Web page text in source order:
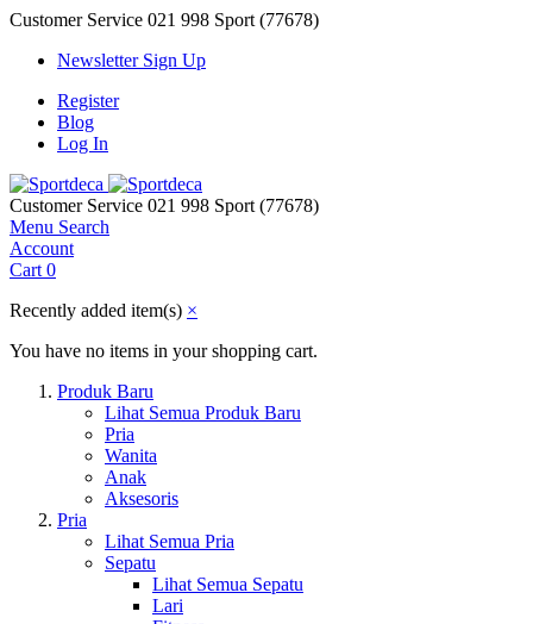
Customer Service 021 998 Sport (77678)
Newsletter Sign Up
Register
Blog
Log In
Customer Service 021 998 Sport (77678)
Menu Search
Account
Cart 0
Recently added item(s) ×
You have no items in your shopping cart.
Produk Baru
Lihat Semua Produk Baru
Pria
Wanita
Anak
Aksesoris
Pria
Lihat Semua Pria
Sepatu
Lihat Semua Sepatu
Lari